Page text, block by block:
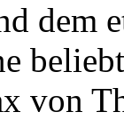
dem
von